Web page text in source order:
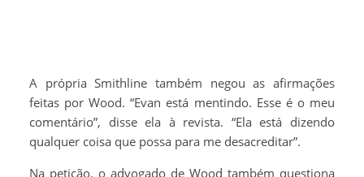
A própria Smithline também negou as afirmações
feitas por Wood. “Evan está mentindo. Esse é o meu
comentário”, disse ela à revista. “Ela está dizendo
qualquer coisa que possa para me desacreditar”.
Na petição, o advogado de Wood também questiona